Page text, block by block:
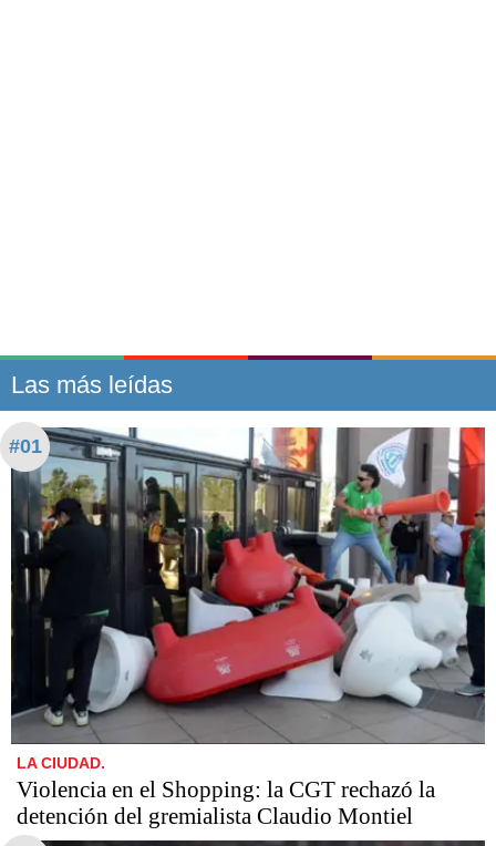
Las más leídas
#01
LA CIUDAD.
Violencia en el Shopping: la CGT rechazó la
detención del gremialista Claudio Montiel